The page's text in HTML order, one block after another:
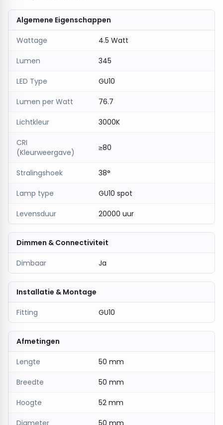
De ideale keuze voor wie comfort en besparing wil
samenbrengen in huiselijke of commerciële
omgevingen.
Bestel vandaag nog en ervaar het comfort van
Algemene Eigenschappen
Wattage 4.5 Watt
Lumen 345
LED Type GU10
Lumen per Watt 76.7
Lichtkleur 3000K
CRI
(Kleurweergave)
≥80
Stralingshoek 38°
Lamp type GU10 spot
Levensduur 20000 uur
Dimmen & Connectiviteit
Dimbaar Ja
Installatie & Montage
Fitting GU10
Afmetingen
Lengte 50 mm
Breedte 50 mm
Hoogte 52 mm
Diameter 50 mm